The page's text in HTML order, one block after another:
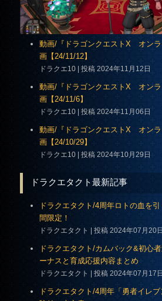
動画/『ドラゴンクエストX オン
画【24/11/12】
ドラクエ10 投稿 2024年11月12日
動画/『ドラゴンクエストX オン
画【24/11/6】
ドラクエ10 投稿 2024年11月06日
動画/『ドラゴンクエストX オン
画【24/10/29】
ドラクエ10 投稿 2024年10月29日
ドラクエタクト最新記事
ドラクエタクト/4周年ロトの血を
間限定！
ドラクエタクト 投稿 2024年07月20日
ドラクエタクト/カムバック&初心
ーナスと育成応援内容まとめ
ドラクエタクト 投稿 2024年07月17日
ドラクエタクト/4周年「勇者イレ